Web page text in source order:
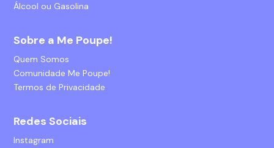
Álcool ou Gasolina
Sobre a Me Poupe!
Quem Somos
Comunidade Me Poupe!
Termos de Privacidade
Redes Sociais
Instagram